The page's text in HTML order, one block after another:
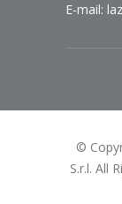
E-mail:
©
S.r.l. All